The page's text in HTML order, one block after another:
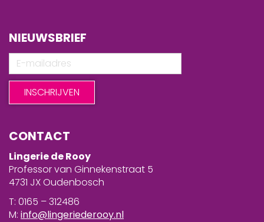
NIEUWSBRIEF
CONTACT
Lingerie de Rooy
Professor van Ginnekenstraat 5
4731 JX Oudenbosch
T: 0165 – 312486
M: info@lingeriederooy.nl